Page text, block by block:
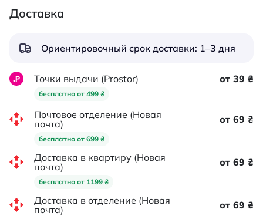
Доставка
Ориентировочный срок доставки: 1–3 дня
Точки выдачи (Prostor)
бесплатно от 499 ₴
от 39 ₴
Почтовое отделение (Новая
почта)
бесплатно от 699 ₴
от 69 ₴
Доставка в квартиру (Новая
почта)
бесплатно от 1199 ₴
от 69 ₴
Доставка в отделение (Новая
почта)
от 69 ₴